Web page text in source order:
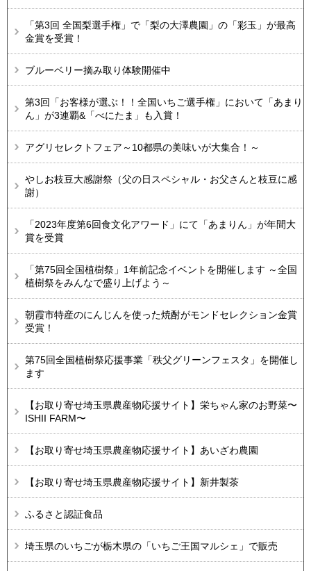
「第3回 全国梨選手権」で「梨の大澤農園」の「彩玉」が最高
金賞を受賞！
ブルーベリー摘み取り体験開催中
第3回「お客様が選ぶ！！全国いちご選手権」において「あまり
ん」が3連覇&「べにたま」も入賞！
アグリセレクトフェア～10都県の美味いが大集合！～
やしお枝豆大感謝祭（父の日スペシャル・お父さんと枝豆に感
謝）
「2023年度第6回食文化アワード」にて「あまりん」が年間大
賞を受賞
「第75回全国植樹祭」1年前記念イベントを開催します ～全国
植樹祭をみんなで盛り上げよう～
朝霞市特産のにんじんを使った焼酎がモンドセレクション金賞
受賞！
第75回全国植樹祭応援事業「秩父グリーンフェスタ」を開催し
ます
【お取り寄せ埼玉県農産物応援サイト】栄ちゃん家のお野菜〜
ISHII FARM〜
【お取り寄せ埼玉県農産物応援サイト】あいざわ農園
【お取り寄せ埼玉県農産物応援サイト】新井製茶
ふるさと認証食品
埼玉県のいちごが栃木県の「いちご王国マルシェ」で販売